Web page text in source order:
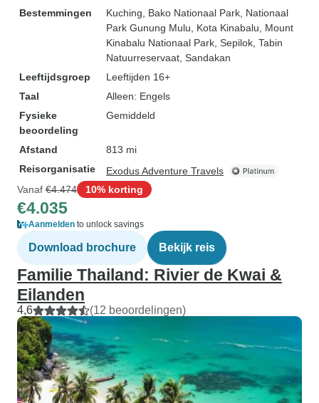
Bestemmingen
Kuching , Bako Nationaal Park , Nationaal
Park Gunung Mulu , Kota Kinabalu , Mount
Kinabalu Nationaal Park , Sepilok , Tabin
Natuurreservaat , Sandakan
Leeftijdsgroep
Leeftijden 16+
Taal
Alleen: Engels
Fysieke
beoordeling
Gemiddeld
Afstand
813 mi
Reisorganisatie
Exodus Adventure Travels
Vanaf €4.474 10% korting
€4.035
Aanmelden to unlock savings
Download brochure Bekijk reis
Familie Thailand: Rivier de Kwai &
Eilanden
4,6 (12 beoordelingen)